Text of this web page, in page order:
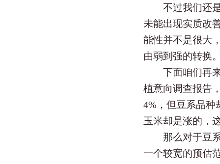
不过我们还是
未能出现实质改
能性并不是很大
由弱到强的转换
下面咱们再来
植意向调查报告
4%，但豆系品种
玉米却是涨的，
那么对于豆系
一个较宽的预估